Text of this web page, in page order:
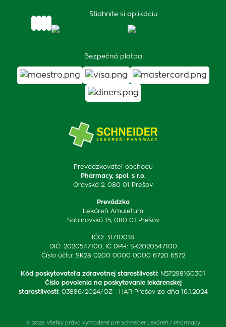
Prevádzkovateľ obchodu
Pharmacy, spol. s r.o.
Oravská 2, 080 01 Prešov
Prevádzka
Lekáreň Amuletum
Sabinovská 15, 080 01 Prešov
IČO: 31710018
DIČ: 2020547100, IČ DPH: SK2020547100
Číslo účtu: SK28 0200 0000 0000 6720 6572
Kód poskytovateľa zdravotnej starostlivosti: N57298160301
Číslo povolenia na poskytovanie lekárenskej
starostlivosti: 03886/2024/OZ - HAR Prešov zo dňa 16.1.2024
Stiahnite si aplikáciu
Bezpečná platba
© 2026 Všetky práva vyhradené pre Schneider Lekáreň / Pharmacy